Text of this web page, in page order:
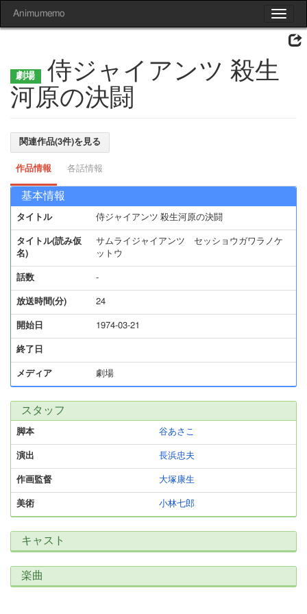
Toggle
Animumemo
侍ジャイアンツ 殺生
河原の決闘
関連作品(3件)を見る
作品情報 各話情報
基本情報
タイトル 侍ジャイアンツ 殺生河原の決闘
タイトル(読み仮
名)
サムライジャイアンツ セッショウガワラノケ
ットウ
話数 -
放送時間(分) 24
開始日 1974-03-21
終了日
メディア 劇場
スタッフ
脚本 谷あさこ
演出 長浜忠夫
作画監督 大塚康生
美術 小林七郎
キャスト
楽曲